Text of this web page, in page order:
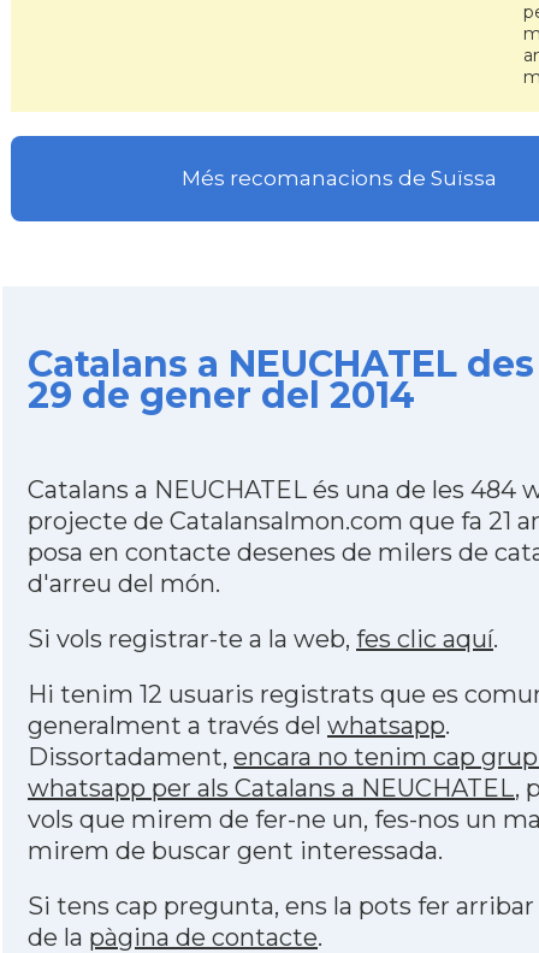
Més recomanacions de Suïssa
Catalans a NEUCHATEL
29 de gener del 2014
Catalans a NEUCHATEL és una de les 484
projecte de Catalansalmon.com que fa 21
posa en contacte desenes de milers de
d'arreu del món.
Si vols registrar-te a la web, fes clic aquí.
Hi tenim 12 usuaris registrats que es
generalment a través del whatsapp.
Dissortadament, encara no tenim cap
whatsapp per als Catalans a NEUCHATEL,
vols que mirem de fer-ne un, fes-nos un
mirem de buscar gent interessada.
Si tens cap pregunta, ens la pots fer arribar
de la pàgina de contacte.